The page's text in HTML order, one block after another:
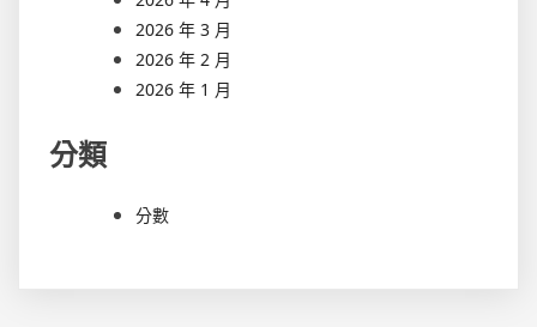
2026 年 3 月
2026 年 2 月
2026 年 1 月
分類
分數